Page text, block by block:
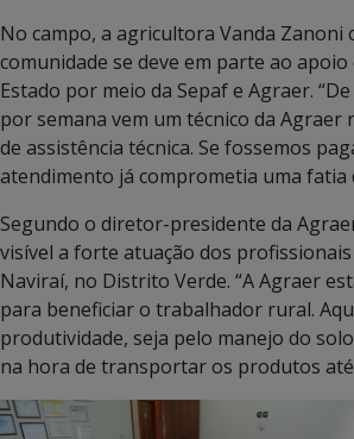
No campo, a agricultora Vanda Zanoni
comunidade se deve em parte ao
Estado por meio da Sepaf e Agraer.
por semana vem um técnico da Agraer
de assistência técnica. Se fossemos
atendimento já comprometia uma fatia
Segundo o diretor-presidente da
visível a forte atuação dos profissionais
Naviraí, no Distrito Verde. “A Agraer
para beneficiar o trabalhador rural.
produtividade, seja pelo manejo do
na hora de transportar os produtos até